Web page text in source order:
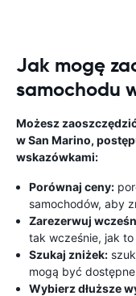
Jak mogę
samochodu
Możesz
w San Marino,
wskazówkami:
Porównaj ceny:
samochodów, aby
Zarezerwuj
tak wcześnie, jak
Szukaj zniżek:
mogą być
Wybierz dłuższe